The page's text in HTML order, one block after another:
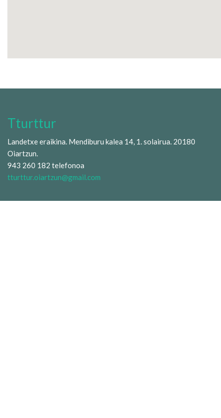
Tturttur
Landetxe eraikina. Mendiburu kalea 14, 1. solairua. 20180
Oiartzun.
943 260 182 telefonoa
tturttur.oiartzun@gmail.com